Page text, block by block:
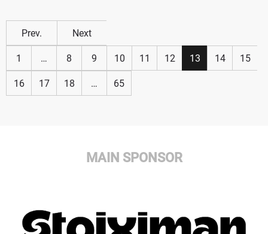
Prev. Next
1 … 8 9 10 11 12 13 14 15
16 17 18 … 65
MAIN SPONSOR